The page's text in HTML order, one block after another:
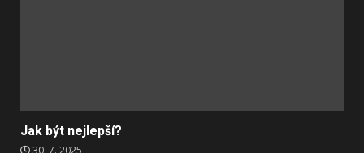
Jak být nejlepší?
30. 7. 2025